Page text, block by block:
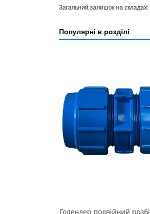
Загальний залишок на складах:
Популярні в розділі